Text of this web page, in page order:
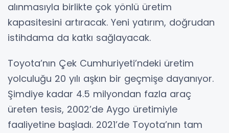
alınmasıyla birlikte çok yönlü üretim
kapasitesini artıracak. Yeni yatırım, doğrudan
istihdama da katkı sağlayacak.
Toyota’nın Çek Cumhuriyeti’ndeki üretim
yolculuğu 20 yılı aşkın bir geçmişe dayanıyor.
Şimdiye kadar 4.5 milyondan fazla araç
üreten tesis, 2002’de Aygo üretimiyle
faaliyetine başladı. 2021’de Toyota’nın tam